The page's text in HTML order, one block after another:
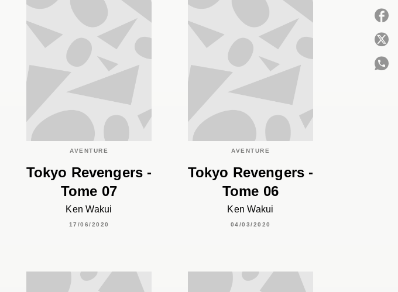
AVENTURE
Tokyo Revengers -
Tome 07
Ken Wakui
17/06/2020
AVENTURE
Tokyo Revengers -
Tome 06
Ken Wakui
04/03/2020